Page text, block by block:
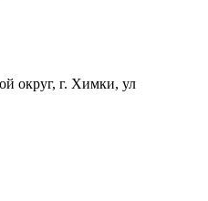
округ, г. Химки, ул